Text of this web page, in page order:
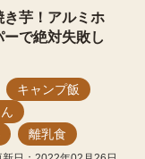
き芋！アルミホ
で絶対失敗し
キャンプ飯
離乳食